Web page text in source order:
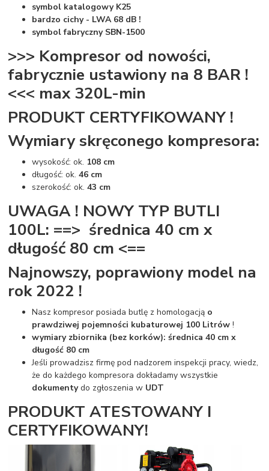
symbol katalogowy K25
bardzo cichy - LWA 68 dB !
symbol fabryczny SBN-1500
>>> Kompresor od nowości,
fabrycznie ustawiony na 8 BAR !
<<< max 320L-min
PRODUKT CERTYFIKOWANY !
Wymiary skręconego kompresora:
wysokość: ok. 108 cm
długość: ok.46 cm
szerokość: ok.43 cm
UWAGA ! NOWY TYP BUTLI
100L: ==> średnica 40 cm x
długość 80 cm <==
Najnowszy, poprawiony model na
rok 2022 !
Nasz kompresor posiada butlę z homologacją o
prawdziwej pojemności kubaturowej 100 Litrów !
wymiary zbiornika (bez korków): średnica 40 cm x
długość 80 cm
Jeśli prowadzisz firmę pod nadzorem inspekcji pracy, wiedz,
że do każdego kompresora dokładamy wszystkie
dokumentydo zgłoszenia w UDT
PRODUKT ATESTOWANY I
CERTYFIKOWANY!